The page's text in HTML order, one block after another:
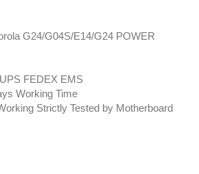
G24/G04S/E14/G24 POWER
FEDEX EMS
Working Time
Strictly Tested by Motherboard